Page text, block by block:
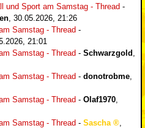
und Sport am Samstag - Thread -
30.05.2026, 21:26
Samstag - Thread -
21:01
Samstag - Thread - Schwarzgold
Samstag - Thread - donotrobme
Samstag - Thread - Olaf1970
Samstag - Thread - Sascha